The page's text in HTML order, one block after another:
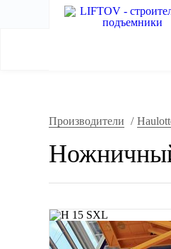
Производители /